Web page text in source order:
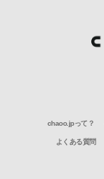
chaoo.jpって？
よくある質問